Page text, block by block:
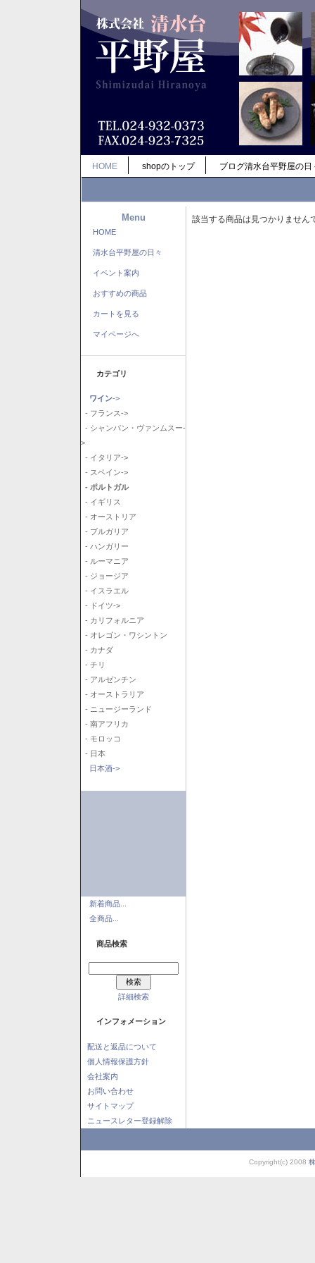
HOME shopのトップ ブログ清水台平野屋の日
Menu
HOME
清水台平野屋の日々
イベント案内
おすすめの商品
カートを見る
マイページへ
カテゴリ
ワイン->
- フランス->
- シャンパン・ヴァンムスー-
>
- イタリア->
- スペイン->
- ポルトガル
- イギリス
- オーストリア
- ブルガリア
- ハンガリー
- ルーマニア
- ジョージア
- イスラエル
- ドイツ->
- カリフォルニア
- オレゴン・ワシントン
- カナダ
- チリ
- アルゼンチン
- オーストラリア
- ニュージーランド
- 南アフリカ
- モロッコ
- 日本
日本酒->
新着商品...
全商品...
商品検索
詳細検索
インフォメーション
配送と返品について
個人情報保護方針
会社案内
お問い合わせ
サイトマップ
ニュースレター登録解除
該当する商品は見つかりません
Copyright(c) 2008